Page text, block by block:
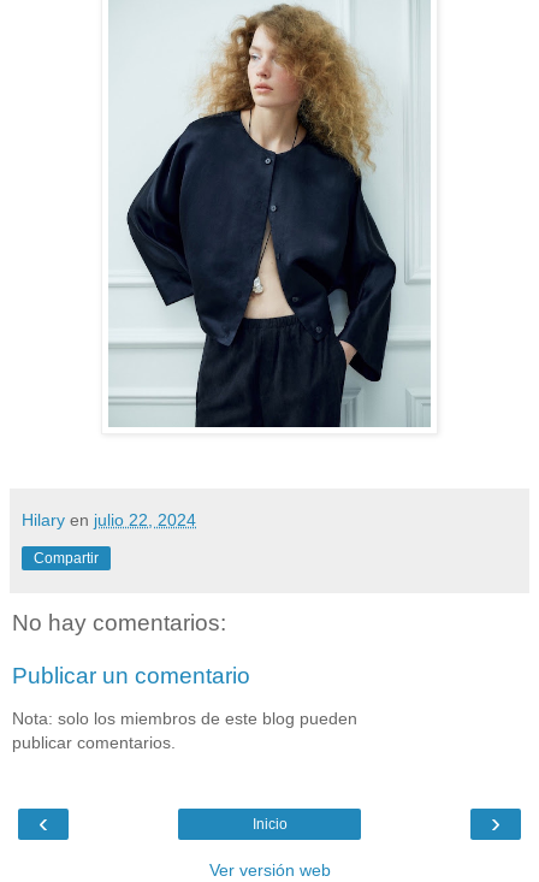
Hilary en julio 22, 2024
Compartir
No hay comentarios:
Publicar un comentario
Nota: solo los miembros de este blog pueden
publicar comentarios.
‹ ›
Inicio
Ver versión web